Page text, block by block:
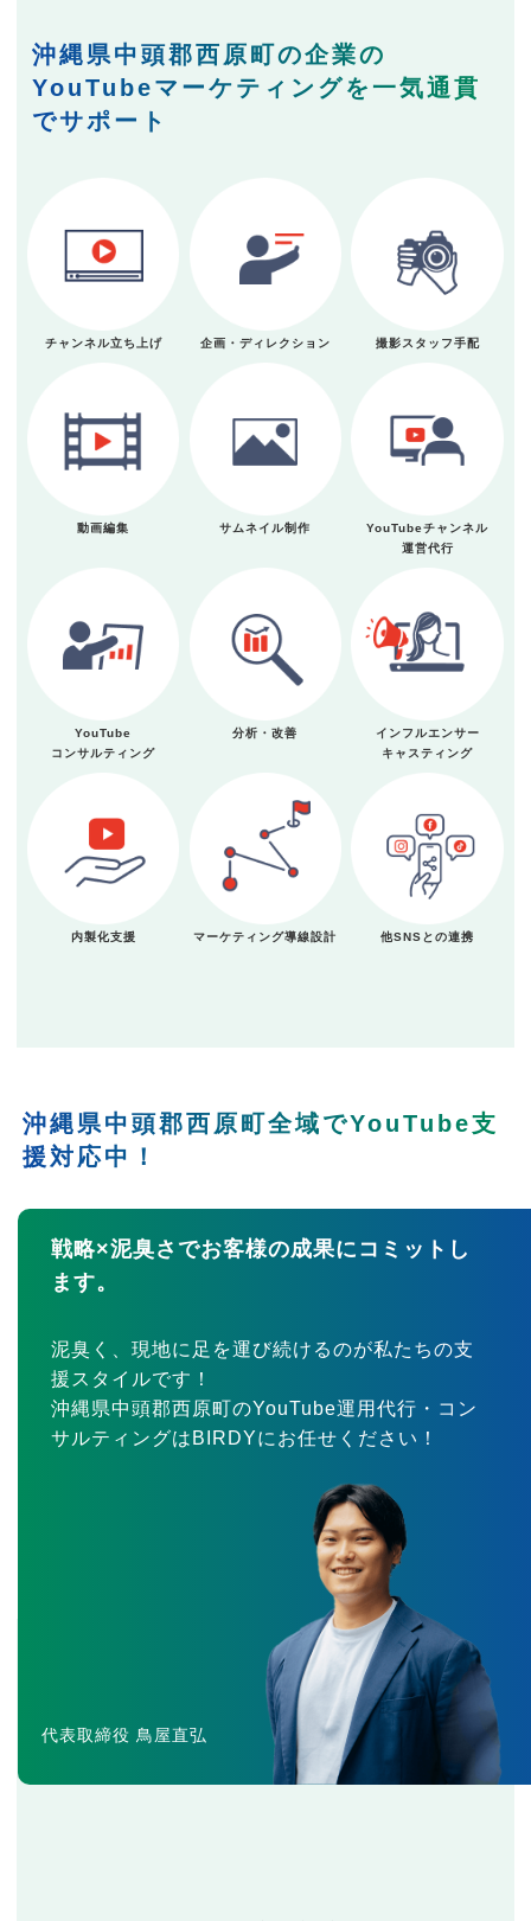
沖縄県中頭郡西原町の企業の
YouTubeマーケティングを一気通貫
でサポート
チャンネル立ち上げ 企画・ディレクション 撮影スタッフ手配
動画編集 サムネイル制作
YouTubeチャンネル
運営代行
YouTube
コンサルティング
分析・改善
インフルエンサー
キャスティング
内製化支援 マーケティング導線設計 他SNSとの連携
沖縄県中頭郡西原町全域でYouTube支
援対応中！
戦略×泥臭さでお客様の成果にコミットし
ます。
泥臭く、現地に足を運び続けるのが私たちの支
援スタイルです！
沖縄県中頭郡西原町のYouTube運用代行・コン
サルティングはBIRDYにお任せください！
代表取締役 鳥屋直弘